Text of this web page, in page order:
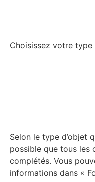
Choisissez votre type
Selon le type d’objet
possible que tous les
complétés. Vous
informations dans «